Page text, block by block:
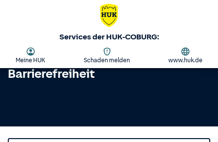
Services der HUK-COBURG:
Meine HUK Schaden melden www.huk.de
Barrierefreiheit